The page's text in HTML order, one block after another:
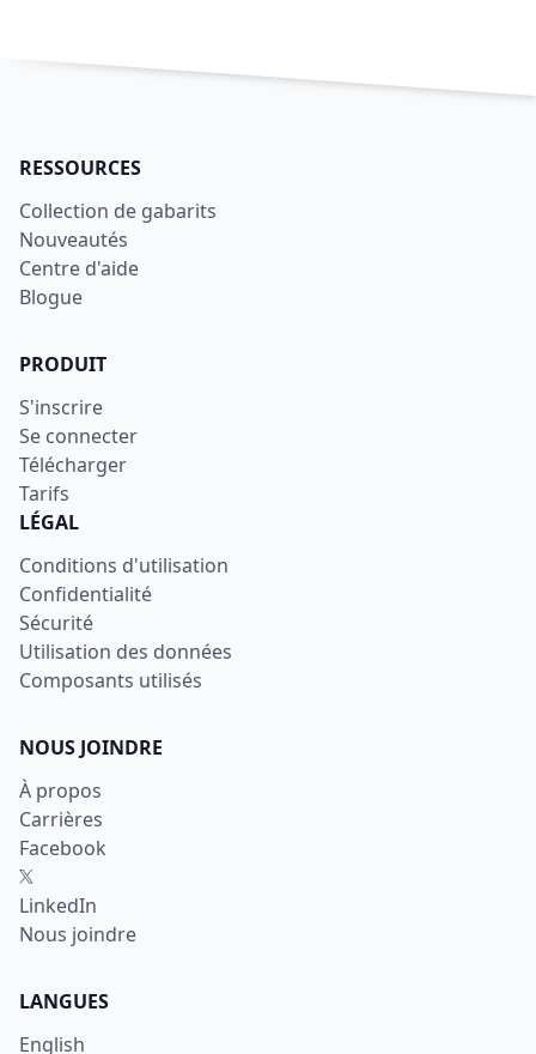
RESSOURCES
Collection de gabarits
Nouveautés
Centre d'aide
Blogue
PRODUIT
S'inscrire
Se connecter
Télécharger
Tarifs
LÉGAL
Conditions d'utilisation
Confidentialité
Sécurité
Utilisation des données
Composants utilisés
NOUS JOINDRE
À propos
Carrières
Facebook
X
LinkedIn
Nous joindre
LANGUES
English